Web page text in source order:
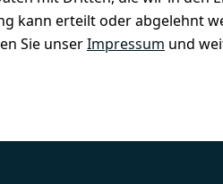
kann erteilt oder abgelehnt
Sie unserImpressum und
Kontakt
Kontaktformular
Über uns